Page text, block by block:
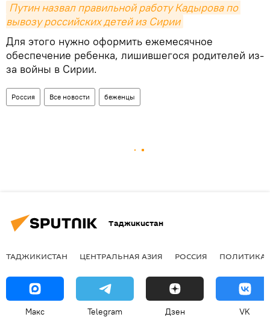
Путин назвал правильной работу Кадырова по
вывозу российских детей из Сирии
Для этого нужно оформить ежемесячное
обеспечение ребенка, лишившегося родителей из-
за войны в Сирии.
Россия Все новости беженцы
Таджикистан
ТАДЖИКИСТАН ЦЕНТРАЛЬНАЯ АЗИЯ РОССИЯ ПОЛИТИКА
Макс Telegram Дзен VK